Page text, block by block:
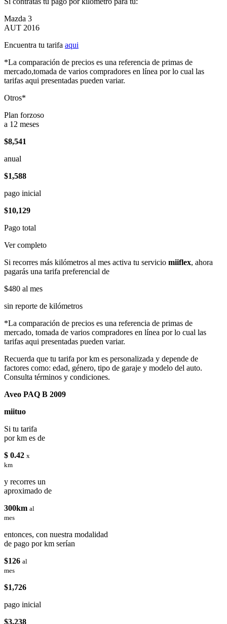
Mazda 3
AUT 2016
Encuentra tu tarifa aqui
*La comparación de precios es una referencia de primas de
mercado,tomada de varios compradores en línea por lo cual las
tarifas aqui presentadas pueden variar.
Otros*
Plan forzoso
a 12 meses
$8,541
anual
$1,588
pago inicial
$10,129
Pago total
Ver completo
Si recorres más kilómetros al mes activa tu servicio miiflex, ahora
pagarás una tarifa preferencial de
$480 al mes
sin reporte de kilómetros
*La comparación de precios es una referencia de primas de
mercado, tomada de varios compradores en línea por lo cual las
tarifas aqui presentadas pueden variar.
Recuerda que tu tarifa por km es personalizada y depende de
factores como: edad, género, tipo de garaje y modelo del auto.
Consulta términos y condiciones.
Aveo PAQ B 2009
miituo
Si tu tarifa
por km es de
$ 0.42 x
km
y recorres un
aproximado de
300km al
mes
entonces, con nuestra modalidad
de pago por km serían
$126 al
mes
$1,726
pago inicial
$3,238